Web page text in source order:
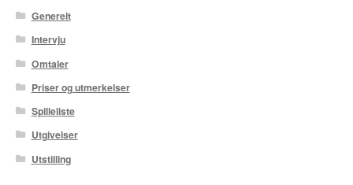
Your Account
Generelt
Intervju
Omtaler
Priser og utmerkelser
Spilleliste
Utgivelser
Utstilling